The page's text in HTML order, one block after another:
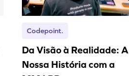
Codepoint.
Da Visão à Realidade: A
Nossa História com a